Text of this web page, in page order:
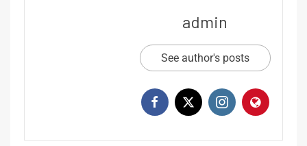
admin
See author's posts